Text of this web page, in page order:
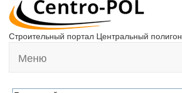
Строительный портал Центральный полигон
Меню